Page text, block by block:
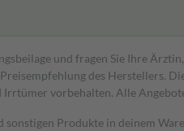
und fragen Sie Ihre
des Herstellers.
vorbehalten. Alle
Produkte in deinem